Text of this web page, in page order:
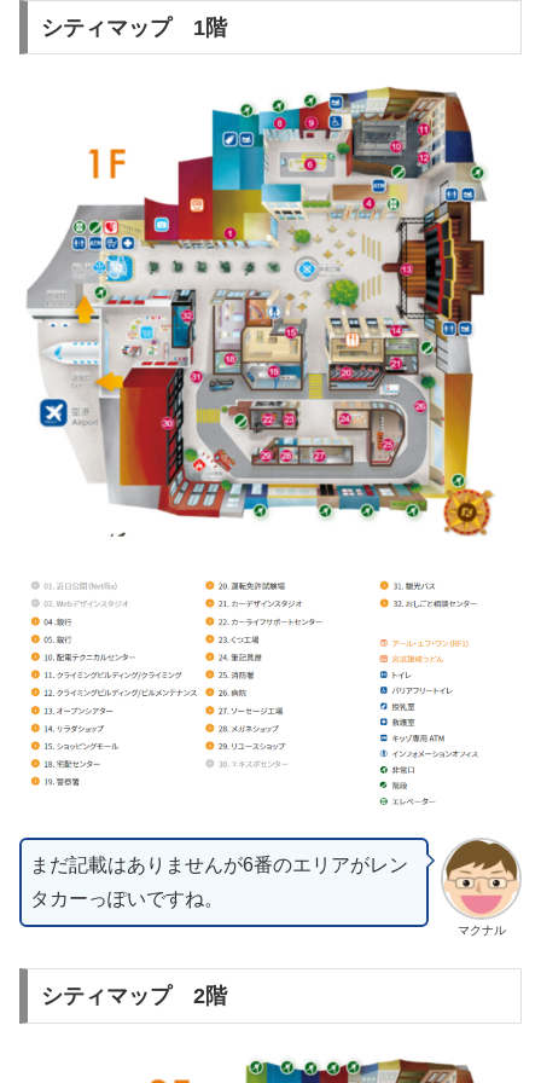
シティマップ 1階
マクナル
まだ記載はありませんが6番のエリアがレン
タカーっぽいですね。
シティマップ 2階